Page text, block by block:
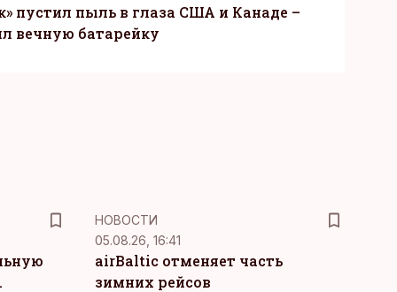
пустил пыль в глаза США и Канаде –
вечную батарейку
НОВОСТИ
05.08.26, 16:41
airBaltic отменяет часть
зимних рейсов